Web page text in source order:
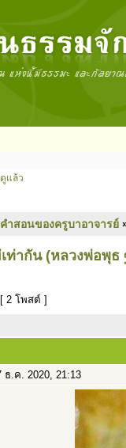
แล้ว
ำสอนของครูบาอาจารย์
ท่ากัน (หลวงพ่อพุธ
[ 2 โพสต์ ]
ธ.ค. 2020, 21:13